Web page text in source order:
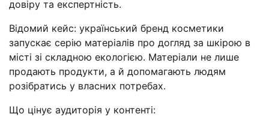
довіру та експертність.
Відомий кейс: український бренд косметики
запускає серію матеріалів про догляд за шкірою в
місті зі складною екологією. Матеріали не лише
продають продукти, а й допомагають людям
розібратись у власних потребах.
Що цінує аудиторія у контенті: